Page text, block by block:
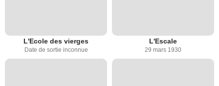
L'Ecole des vierges
Date de sortie inconnue
L'Escale
29 mars 1930